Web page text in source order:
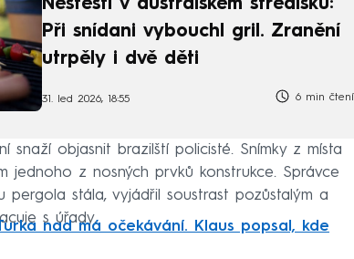
Neštěstí v australském středisku:
Při snídani vybouchl gril. Zranění
utrpěly i dvě děti
31. led 2026, 18:55 6 min čtení
objasnit brazilští policisté. Snímky z místa
jednoho z nosných prvků konstrukce. Správce
pergola stála, vyjádřil soustrast pozůstalým a
s úřady.
nad má očekávání. Klaus popsal, kde